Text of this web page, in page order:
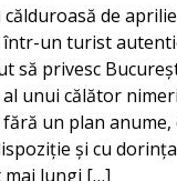
călduroasă de
un turist
să privesc
unui călător
un plan anume,
și cu
mai lungi […]